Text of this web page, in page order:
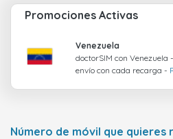
Promociones Activas
Venezuela
doctorSIM con Venezuela
envío con cada recarga -
Número de móvil que quieres